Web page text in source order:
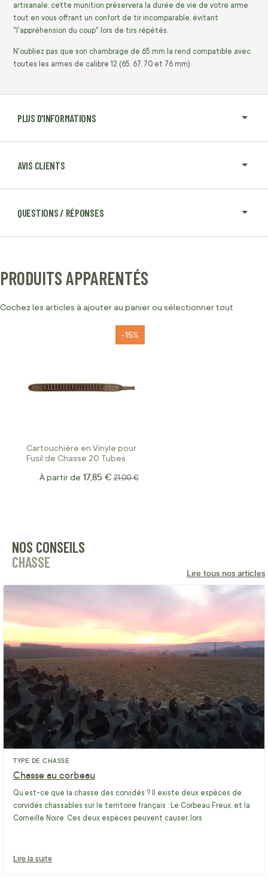
PLUS D'INFORMATIONS
AVIS CLIENTS
QUESTIONS / RÉPONSES
artisanale, cette munition préservera la durée de vie de votre arme
tout en vous offrant un confort de tir incomparable, évitant
"l'appréhension du coup" lors de tirs répétés.
N'oubliez pas que son chambrage de 65 mm la rend compatible avec
toutes les armes de calibre 12 (65, 67, 70 et 76 mm).
PRODUITS APPARENTÉS
Cochez les articles à ajouter au panier ou sélectionner tout
Cartouchière en Vinyle pour
Fusil de Chasse 20 Tubes
-15%
À partir de 17,85 € Prix normal
21,00 €
NOS CONSEILS
CHASSE
Lire tous nos articles
TYPE DE CHASSE
Chasse au corbeau
Qu’est-ce que la chasse des corvidés ? Il existe deux espèces de
corvidés chassables sur le territoire français : Le Corbeau Freux, et la
Corneille Noire. Ces deux espèces peuvent causer, lors
Lire la suite